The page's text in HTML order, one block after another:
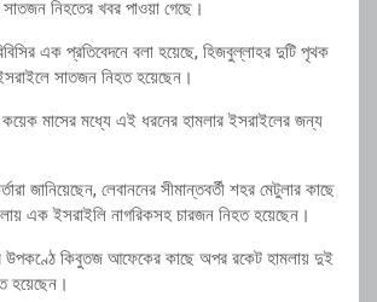
নিহতের খবর পাওয়া গেছে।
এক প্রতিবেদনে বলা হয়েছে, হিজবুল্লাহর দুটি পৃথক
সাতজন নিহত হয়েছেন।
কয়েক মাসের মধ্যে এই ধরনের হামলার ইসরাইলের জন্য
জানিয়েছেন, লেবাননের সীমান্তবর্তী শহর মেটুলার কাছে
এক ইসরাইলি নাগরিকসহ চারজন নিহত হয়েছেন।
উপকণ্ঠে কিবুতজ আফেকের কাছে অপর রকেট হামলায় দুই
হয়েছেন।